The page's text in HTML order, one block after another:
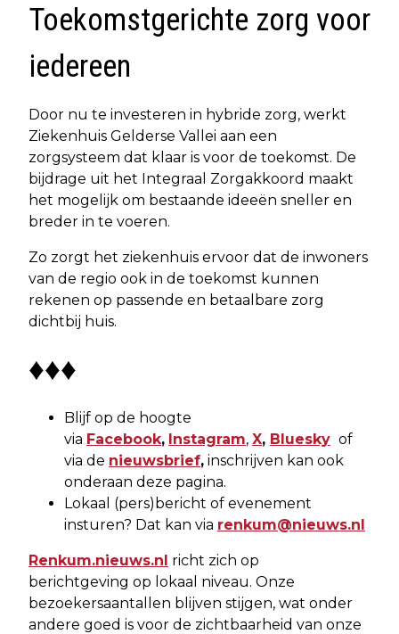
Toekomstgerichte zorg voor
iedereen
Door nu te investeren in hybride zorg, werkt
Ziekenhuis Gelderse Vallei aan een
zorgsysteem dat klaar is voor de toekomst. De
bijdrage uit het Integraal Zorgakkoord maakt
het mogelijk om bestaande ideeën sneller en
breder in te voeren.
Zo zorgt het ziekenhuis ervoor dat de inwoners
van de regio ook in de toekomst kunnen
rekenen op passende en betaalbare zorg
dichtbij huis.
♦♦♦
Blijf op de hoogte
via Facebook, Instagram, X, Bluesky of
via de nieuwsbrief, inschrijven kan ook
onderaan deze pagina.
Lokaal (pers)bericht of evenement
insturen? Dat kan via renkum@nieuws.nl
Renkum.nieuws.nl richt zich op
berichtgeving op lokaal niveau. Onze
bezoekersaantallen blijven stijgen, wat onder
andere goed is voor de zichtbaarheid van onze